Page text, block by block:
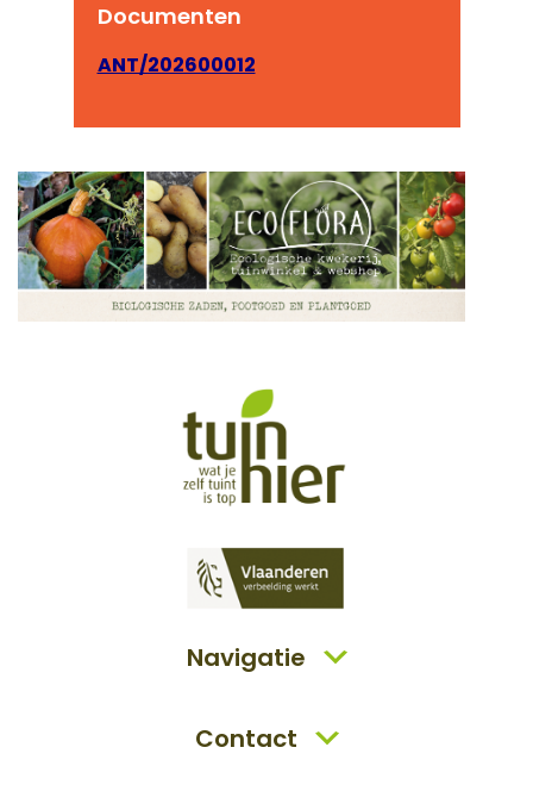
Documenten
ANT/202600012
Navigatie
Contact